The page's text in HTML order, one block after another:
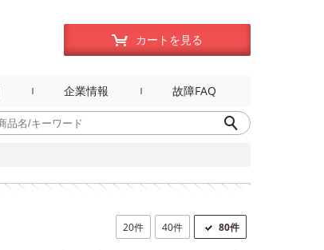
カートを見る
企業情報 故障FAQ
20件 40件 80件